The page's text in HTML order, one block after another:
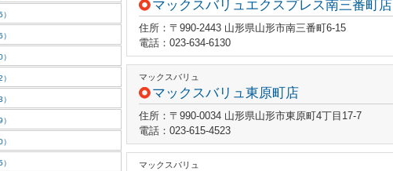
マックスバリュエクスプレス南三番町店
住所：〒990-2443 山形県山形市南三番町6-15
電話：023-634-6130
マックスバリュ
マックスバリュ東原町店
住所：〒990-0034 山形県山形市東原町4丁目17-7
電話：023-615-4523
マックスバリュ